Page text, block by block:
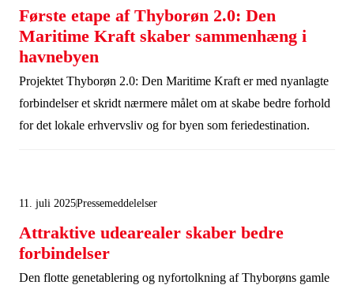
den danske vestkyst.
Første etape af Thyborøn 2.0: Den
Maritime Kraft skaber sammenhæng i
havnebyen
Projektet Thyborøn 2.0: Den Maritime Kraft er med nyanlagte
forbindelser et skridt nærmere målet om at skabe bedre forhold
for det lokale erhvervsliv og for byen som feriedestination.
11. juli 2025Pressemeddelelser
Attraktive udearealer skaber bedre
forbindelser
Den flotte genetablering og nyfortolkning af Thyborøns gamle